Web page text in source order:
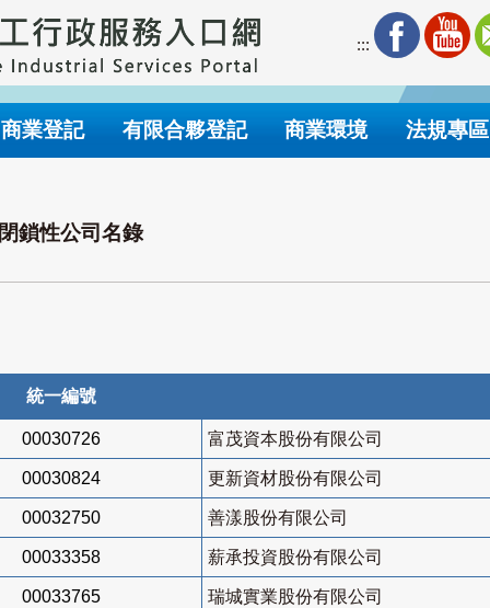
:::
商業登記 有限合夥登記 商業環境 法規專區
閉鎖性公司名錄
統一編號
00030726 富茂資本股份有限公司
00030824 更新資材股份有限公司
00032750 善漾股份有限公司
00033358 薪承投資股份有限公司
00033765 瑞城實業股份有限公司